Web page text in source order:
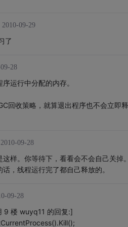
2010-09-29
了
28
运行中分配的内存。
回收策略，就算退出程序也不会立即释
2010-09-28
样。你等待下，看看会不会自己关掉。
，线程运行完了都自己释放的。
09-28
9 楼 wuyq11 的回复:]